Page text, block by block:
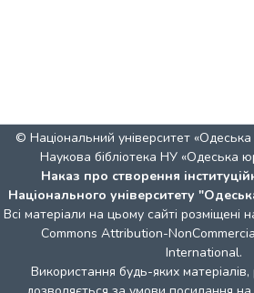
© Національний університет
Наукова бібліотека НУ «Одеська
Наказ про створення
Національного університету
Всі матеріали на цьому сайті розміщені
Commons Attribution-
International.
Використання будь-яких